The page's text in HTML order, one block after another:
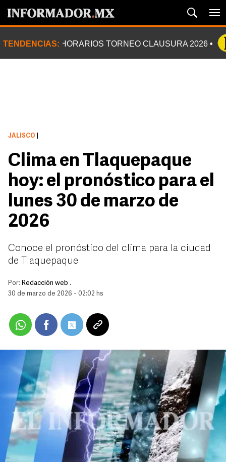
TENDENCIAS: HORARIOS TORNEO CLAUSURA 2026
JALISCO
Clima en Tlaquepaque
hoy: el pronóstico para el
lunes 30 de marzo de
2026
Conoce el pronóstico del clima para la ciudad
de Tlaquepaque
Por: Redacción web .
30 de marzo de 2026 - 02:02 hs